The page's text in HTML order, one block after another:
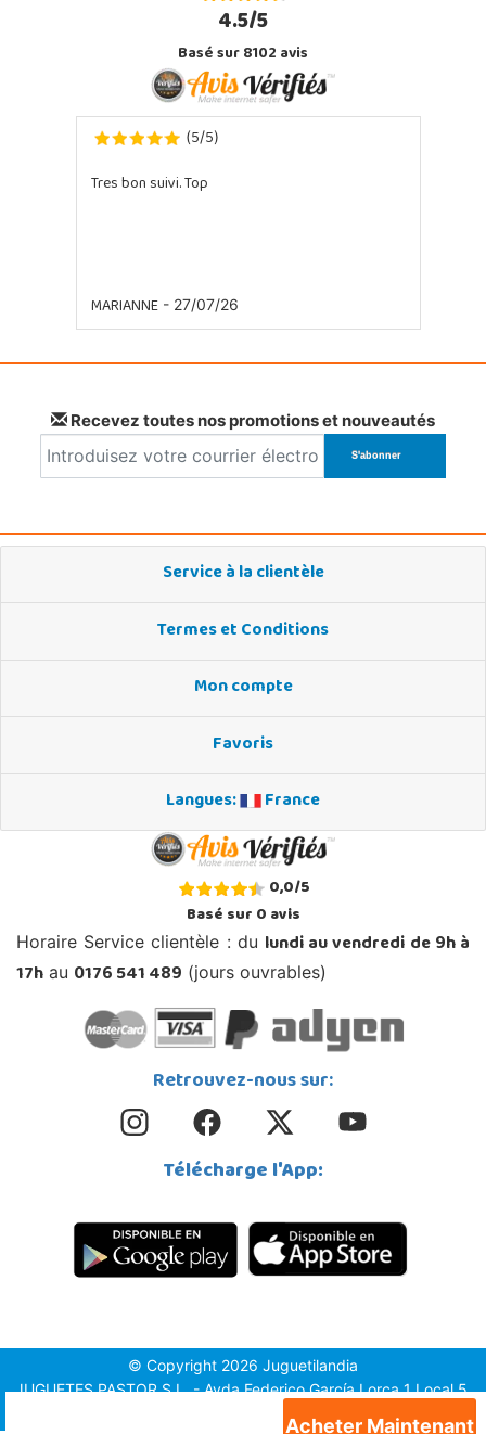
Acheter Maintenant
4.5/5
Basé sur 8102 avis
(5/5)
Tres bon suivi. Top
MARIANNE- 27/07/26
Recevez toutes nos promotions et nouveautés
Service à la clientèle
Termes et Conditions
Mon compte
Favoris
Langues:
France
0,0/5
Basé sur0avis
Horaire Service clientèle : du lundi au vendredi de 9h à
17h au 0176 541 489 (jours ouvrables)
Retrouvez-nous sur:
Télécharge l'App:
© Copyright 2026 Juguetilandia
JUGUETES PASTOR S.L. - Avda.Federico García Lorca 1 Local 5,